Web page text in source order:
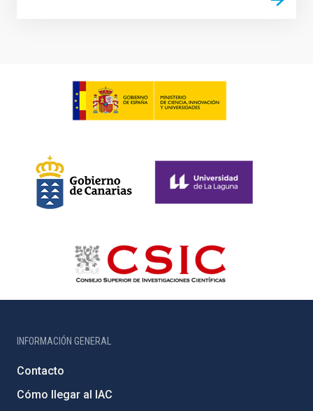
INFORMACIÓN GENERAL
Contacto
Cómo llegar al IAC